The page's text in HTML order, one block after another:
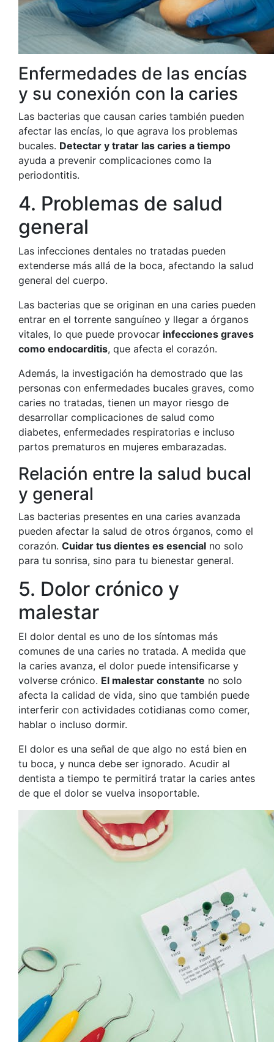
Enfermedades de las encías
y su conexión con la caries
Las bacterias que causan caries también pueden
afectar las encías, lo que agrava los problemas
bucales. Detectar y tratar las caries a tiempo
ayuda a prevenir complicaciones como la
periodontitis.
4. Problemas de salud
general
Las infecciones dentales no tratadas pueden
extenderse más allá de la boca, afectando la salud
general del cuerpo.
Las bacterias que se originan en una caries pueden
entrar en el torrente sanguíneo y llegar a órganos
vitales, lo que puede provocar infecciones graves
como endocarditis, que afecta el corazón.
Además, la investigación ha demostrado que las
personas con enfermedades bucales graves, como
caries no tratadas, tienen un mayor riesgo de
desarrollar complicaciones de salud como
diabetes, enfermedades respiratorias e incluso
partos prematuros en mujeres embarazadas.
Relación entre la salud bucal
y general
Las bacterias presentes en una caries avanzada
pueden afectar la salud de otros órganos, como el
corazón. Cuidar tus dientes es esencial no solo
para tu sonrisa, sino para tu bienestar general.
5. Dolor crónico y
malestar
El dolor dental es uno de los síntomas más
comunes de una caries no tratada. A medida que
la caries avanza, el dolor puede intensificarse y
volverse crónico. El malestar constante no solo
afecta la calidad de vida, sino que también puede
interferir con actividades cotidianas como comer,
hablar o incluso dormir.
El dolor es una señal de que algo no está bien en
tu boca, y nunca debe ser ignorado. Acudir al
dentista a tiempo te permitirá tratar la caries antes
de que el dolor se vuelva insoportable.